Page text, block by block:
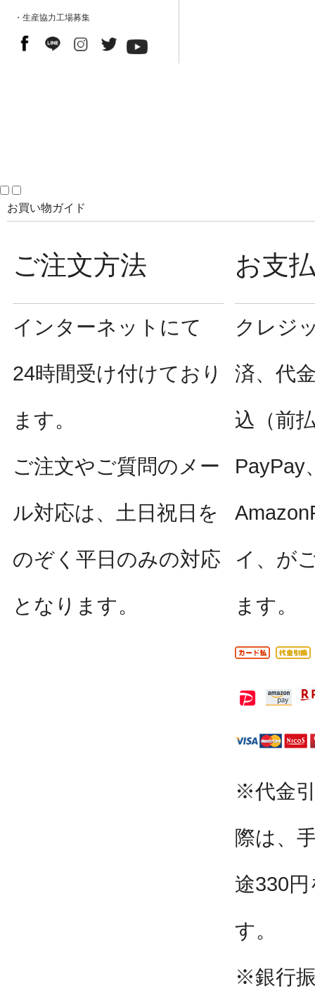
・生産協力工場募集
お買い物ガイド
ご注文方法
インターネットにて
24時間受け付けており
ます。
ご注文やご質問のメー
ル対応は、土日祝日を
のぞく平日のみの対応
となります。
お支
クレジ
済、代
込（前
PayPay
イ、が
ます。
※代金
際は、
途330
す。
※銀行